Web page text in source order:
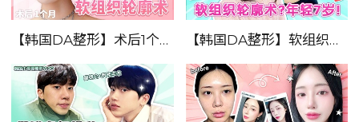
【韩国DA整形】术后1个月，软组织轮廓术！_不开刀改变你的轮廓形状 【韩国DA整形】软组织轮廓术？年轻7岁！！！